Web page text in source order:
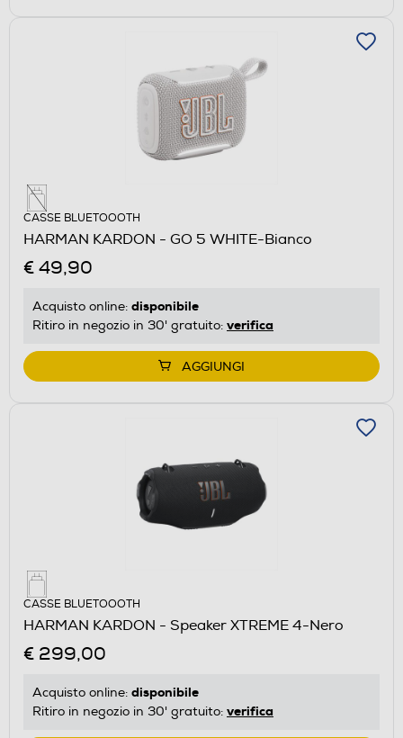
CASSE BLUETOOOTH
HARMAN KARDON - GO 5 WHITE-Bianco
€ 49,90
Acquisto online: disponibile
Ritiro in negozio in 30' gratuito: verifica
AGGIUNGI
CASSE BLUETOOOTH
HARMAN KARDON - Speaker XTREME 4-Nero
€ 299,00
Acquisto online: disponibile
Ritiro in negozio in 30' gratuito: verifica